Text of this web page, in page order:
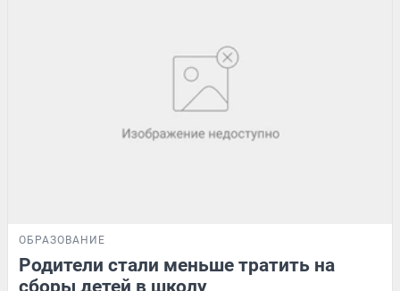
ОБРАЗОВАНИЕ
Родители стали меньше тратить на